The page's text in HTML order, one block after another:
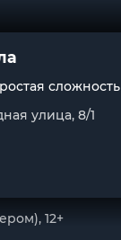
сложность
улица, 8/1
12+